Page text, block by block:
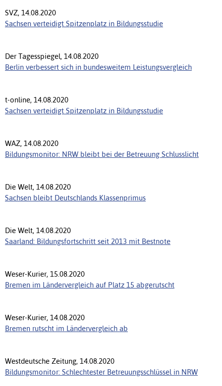
SVZ, 14.08.2020
Sachsen verteidigt Spitzenplatz in Bildungsstudie
Der Tagesspiegel, 14.08.2020
Berlin verbessert sich in bundesweitem Leistungsvergleich
t-online, 14.08.2020
Sachsen verteidigt Spitzenplatz in Bildungsstudie
WAZ, 14.08.2020
Bildungsmonitor: NRW bleibt bei der Betreuung Schlusslicht
Die Welt, 14.08.2020
Sachsen bleibt Deutschlands Klassenprimus
Die Welt, 14.08.2020
Saarland: Bildungsfortschritt seit 2013 mit Bestnote
Weser-Kurier, 15.08.2020
Bremen im Ländervergleich auf Platz 15 abgerutscht
Weser-Kurier, 14.08.2020
Bremen rutscht im Ländervergleich ab
Westdeutsche Zeitung, 14.08.2020
Bildungsmonitor: Schlechtester Betreuungsschlüssel in NRW